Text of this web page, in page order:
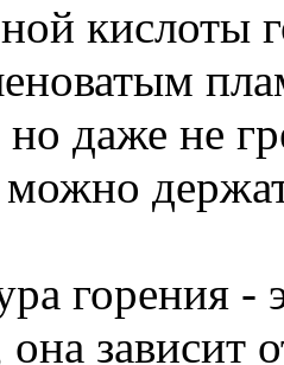
кислоты
но даже не
горения -
зависит